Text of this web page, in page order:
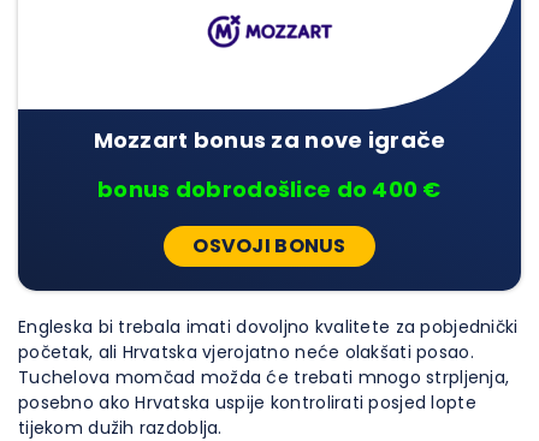
Mozzart bonus za nove igrače
bonus dobrodošlice do 400 €
OSVOJI BONUS
Engleska bi trebala imati dovoljno kvalitete za pobjednički
početak, ali Hrvatska vjerojatno neće olakšati posao.
Tuchelova momčad možda će trebati mnogo strpljenja,
posebno ako Hrvatska uspije kontrolirati posjed lopte
tijekom dužih razdoblja.